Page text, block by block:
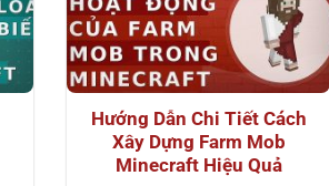
Hướng Dẫn Chi Tiết Cách
Xây Dựng Farm Mob
Minecraft Hiệu Quả